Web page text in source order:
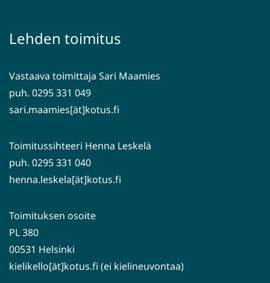
toiseen
Lehden toimitus
Vastaava toimittaja Sari Maamies
puh. 0295 331 049
sari.maamies[ät]kotus.fi
Toimitussihteeri Henna Leskelä
puh. 0295 331 040
henna.leskela[ät]kotus.fi
Toimituksen osoite
PL 380
00531 Helsinki
kielikello[ät]kotus.fi (ei kielineuvontaa)